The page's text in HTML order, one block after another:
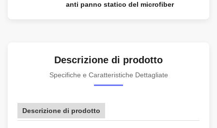
anti panno statico del microfiber
Descrizione di prodotto
Specifiche e Caratteristiche Dettagliate
Descrizione di prodotto